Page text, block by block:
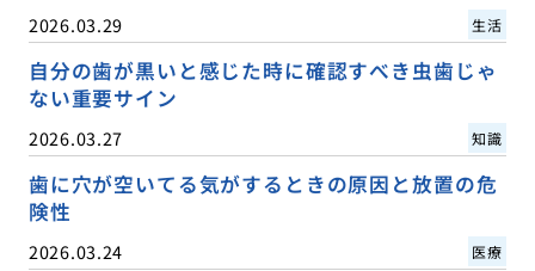
2026.03.29 生活
自分の歯が黒いと感じた時に確認すべき虫歯じゃ
ない重要サイン
2026.03.27 知識
歯に穴が空いてる気がするときの原因と放置の危
険性
2026.03.24 医療